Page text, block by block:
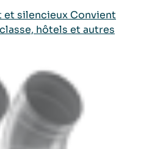
et silencieux Convient
hôtels et autres